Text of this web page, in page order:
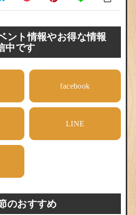
ント情報やお得な情報
中です
facebook
LINE
のおすすめ